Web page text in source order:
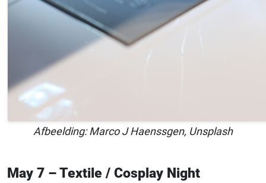
Afbeelding: Marco J Haenssgen, Unsplash
May 7 – Textile / Cosplay Night